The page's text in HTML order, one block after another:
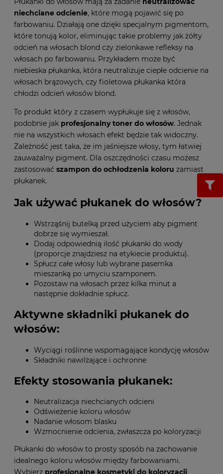
niechciane odcienie, które mogą pojawić się po
farbowaniu. Działają one dzięki specjalnym pigmentom,
które tonują kolor, eliminując takie problemy jak żółty
odcień na włosach blond czy zielonkawe refleksy na
włosach po farbowaniu. Przykładem może być
niebieska płukanka, która neutralizuje ciepłe odcienie na
włosach brązowych, czy fioletowa płukanka która
chłodzi odcień włosów blond.
To produkt który z czasem wypłukuje się z włosów,
podobnie jak profesjonalny toner do włosów. Jednak
nie na wszystkich włosach efekt będzie tak widoczny.
Zależność jest taka, że im jaśniejsze włosy, tym łatwiej
zauważalny pigment. Dla oszczędności czasu możesz
zastosować szampon do ochłodzenia koloru zamiast
płukanek.
Jak używać płukanek do włosów?
Wstrząśnij butelką przed użyciem aby pigment
dobrze się wymieszał.
Dodaj odpowiednią ilość płukanki do wody
(proporcje znajdziesz na etykiecie produktu).
Spłucz całe włosy lub wybrane pasemka
mieszanką po umyciu szamponem.
Pozostaw na włosach przez kilka minut a
następnie dokładnie spłucz.
Aktywne składniki płukanek do
włosów:
Wyciągi roślinne wspomagające kondycję włosów
Składniki nawilżające i ochronne
Efekty stosowania płukanek:
Neutralizacja niechcianych odcieni
Odświeżenie koloru włosów
Nadanie włosom blasku
Wzmocnienie odcienia, zwłaszcza po koloryzacji
Płukanki do włosów to prosty sposób na zachowanie
idealnego koloru włosów między farbowaniami.
Wybierz profesjonalne kosmetyki do koloryzacji